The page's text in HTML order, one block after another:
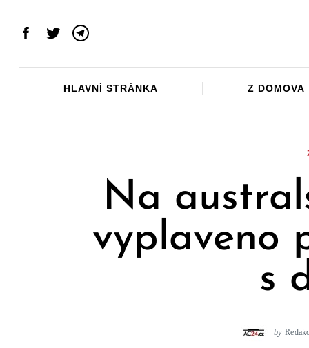
Facebook
TwitterTelegram
HLAVNÍ STRÁNKA Z DOMOVA
Na
vyplaveno
s
by